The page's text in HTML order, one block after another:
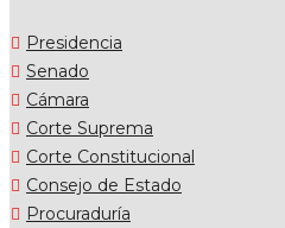
Presidencia
Senado
Cámara
Corte Suprema
Corte Constitucional
Consejo de Estado
Procuraduría